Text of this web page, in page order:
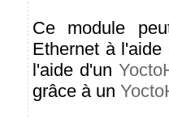
Ce module
Ethernet à l'aide
l'aide d'un
grâce à un